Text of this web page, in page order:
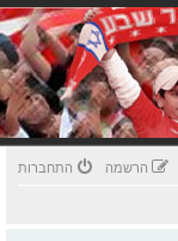
התחברות הרשמה